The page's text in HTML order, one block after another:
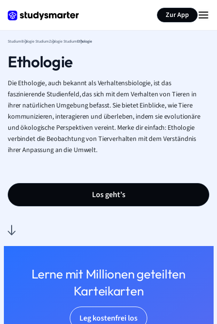
Zur App
StudiumBiologie StudiumZoologie StudiumEthologie
Ethologie
Die Ethologie, auch bekannt als Verhaltensbiologie, ist das
faszinierende Studienfeld, das sich mit dem Verhalten von Tieren in
ihrer natürlichen Umgebung befasst. Sie bietet Einblicke, wie Tiere
kommunizieren, interagieren und überleben, indem sie evolutionäre
und ökologische Perspektiven vereint. Merke dir einfach: Ethologie
verbindet die Beobachtung von Tierverhalten mit dem Verständnis
ihrer Anpassung an die Umwelt.
Los geht’s
Lerne mit Millionen geteilten
Karteikarten
Leg kostenfrei los